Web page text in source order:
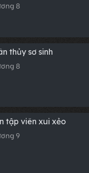
8
thủy sơ sinh
8
tập viên xui xẻo
9